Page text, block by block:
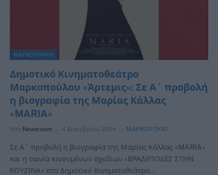
ΜΑΡΚΟΠΟΥΛΟ
Δημοτικό Κινηματοθεάτρο
Μαρκοπούλου «Άρτεμις»: Σε Α΄ προβολή
η βιογραφία της Μαρίας Κάλλας
«MARIA»
Από Newsroom 4 Δεκεμβρίου, 2024 ΜΑΡΚΟΠΟΥΛΟ
Σε Α΄ προβολή η βιογραφία της Μαρίας Κάλλας «MARIA»
και η ταινία κινουμένων σχεδίων «ΒΡΑΔΥΠΟΔΕΣ ΣΤΗΝ
ΚΟΥΖΙΝΑ» στο Δημοτικό Κινηματοθεάτρο…